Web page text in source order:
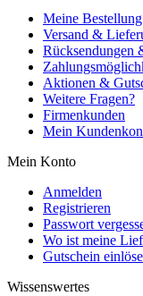
Meine Bestellung
Versand &
Rücksendungen
Aktionen &
Weitere Fragen?
Firmenkunden
Mein
Mein Konto
Anmelden
Registrieren
Passwort
Wo ist meine
Gutschein
Wissenswertes